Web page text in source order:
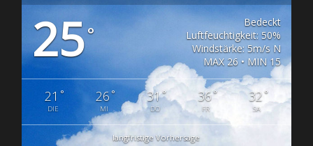
25°
Bedeckt
Luftfeuchtigkeit: 50%
Windstärke: 5m/s N
MAX 26 • MIN 15
21 °
DIE
26°
MI
31°
DO
36°
FR
32 °
SA
langfristige Vorhersage